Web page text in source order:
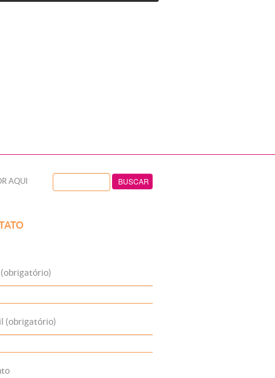
AQUI
(obrigatório)
(obrigatório)